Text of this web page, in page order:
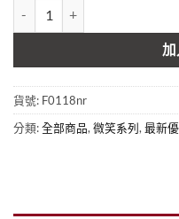
貨號: F0118nr
分類:全部商品, 微笑系列, 最新